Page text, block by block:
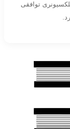
توافقی